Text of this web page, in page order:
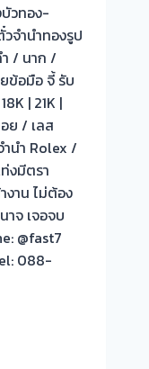
วทอง-
จำนำทองรูป
/ นาก /
ข้อมือ จี้ รับ
| 21K |
ย / เลส
นำ Rolex /
งมีตรา
งาน ไม่ต้อง
าจ เจอจบ
@fast7
088-